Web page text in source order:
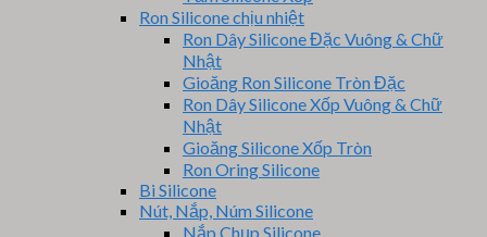
Ron Silicone chịu nhiệt
Ron Dây Silicone Đặc Vuông & Chữ
Nhật
Gioăng Ron Silicone Tròn Đặc
Ron Dây Silicone Xốp Vuông & Chữ
Nhật
Gioăng Silicone Xốp Tròn
Ron Oring Silicone
Bi Silicone
Nút, Nắp, Núm Silicone
Nắp Chụp Silicone